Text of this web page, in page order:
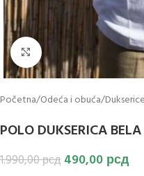
Klikni za uvećanje slike
Početna/Odeća i obuća/Dukserice
POLO DUKSERICA BELA
1.990,00рсд 490,00 рсд